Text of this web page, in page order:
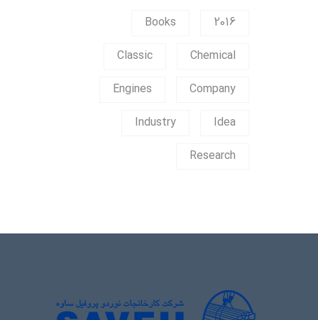
2016
Books
Chemical
Classic
Company
Engines
Idea
Industry
Research